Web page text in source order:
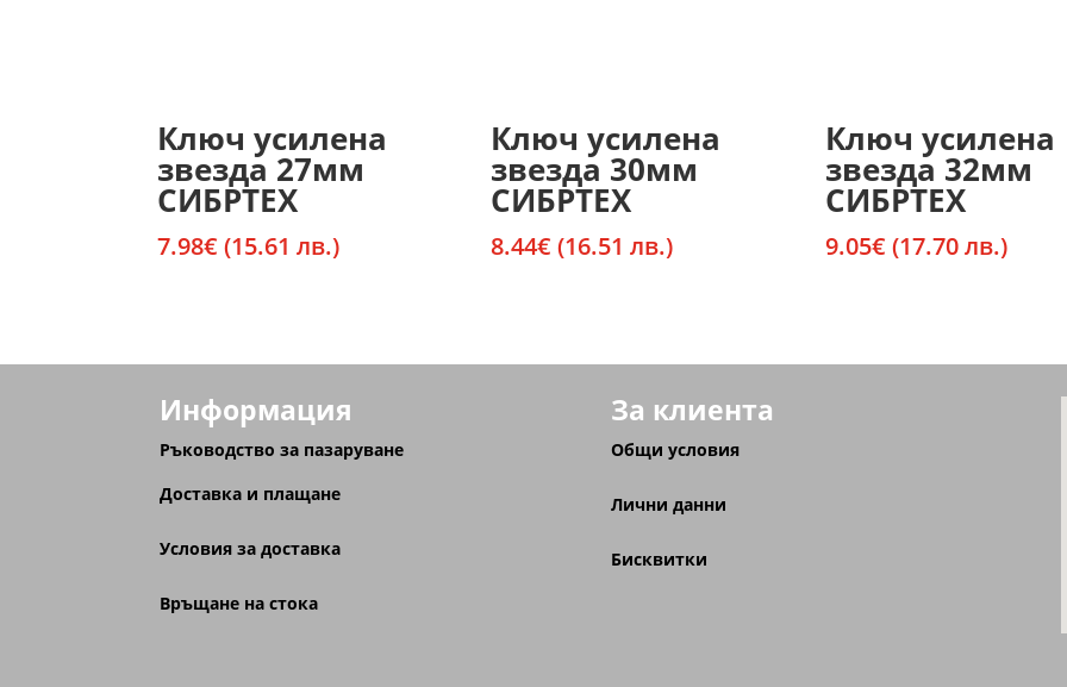
Ключ усилена
звезда 27мм
СИБРТЕХ
7.98€ (15.61 лв.)
Ключ усилена
звезда 30мм
СИБРТЕХ
8.44€ (16.51 лв.)
Ключ усилена
звезда 32мм
СИБРТЕХ
9.05€ (17.70 лв.)
Информация
Ръководство за пазаруване
Доставка и плащане
Условия за доставка
Връщане на стока
За клиента
Общи условия
Лични данни
Бисквитки